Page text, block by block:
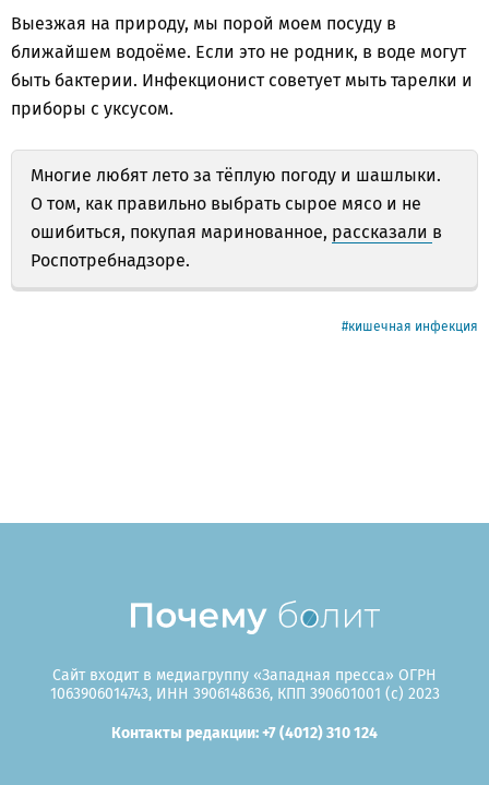
Выезжая на природу, мы порой моем посуду в
ближайшем водоёме. Если это не родник, в воде могут
быть бактерии. Инфекционист советует мыть тарелки и
приборы с уксусом.
Многие любят лето за тёплую погоду и шашлыки.
О том, как правильно выбрать сырое мясо и не
ошибиться, покупая маринованное, рассказали в
Роспотребнадзоре.
кишечная инфекция
Сайт входит в медиагруппу «Западная пресса» ОГРН
1063906014743, ИНН 3906148636, КПП 390601001 (c) 2023
Контакты редакции: +7 (4012) 310 124